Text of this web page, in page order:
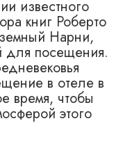
известного
книг Роберто
Нарни,
для посещения.
в отеле в
время, чтобы
этого